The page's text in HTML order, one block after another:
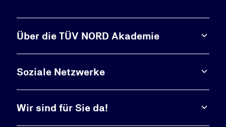
Über die TÜV NORD Akademie
Soziale Netzwerke
Wir sind für Sie da!